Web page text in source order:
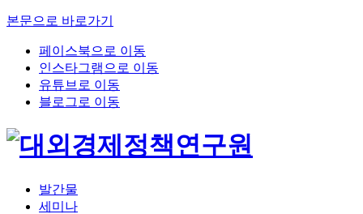
본문으로 바로가기
페이스북으로 이동
인스타그램으로 이동
유튜브로 이동
블로그로 이동
발간물
세미나